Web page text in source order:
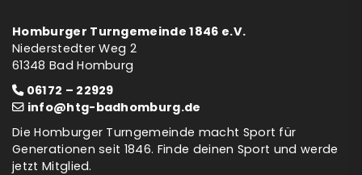
Homburger Turngemeinde 1846 e.V.
Niederstedter Weg 2
61348 Bad Homburg
06172 – 22929
info@htg-badhomburg.de
Die Homburger Turngemeinde macht Sport für
Generationen seit 1846. Finde deinen Sport und werde
jetzt Mitglied.